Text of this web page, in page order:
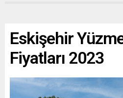
Eskişehir
Fiyatları 2023